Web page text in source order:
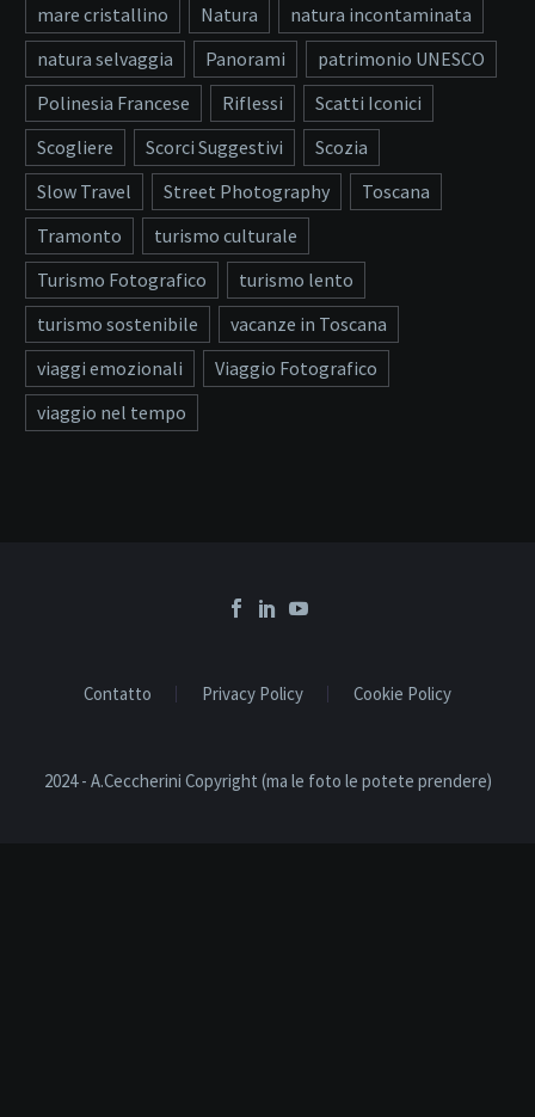
mare cristallino
Natura
natura incontaminata
natura selvaggia
Panorami
patrimonio UNESCO
Polinesia Francese
Riflessi
Scatti Iconici
Scogliere
Scorci Suggestivi
Scozia
Slow Travel
Street Photography
Toscana
Tramonto
turismo culturale
Turismo Fotografico
turismo lento
turismo sostenibile
vacanze in Toscana
viaggi emozionali
Viaggio Fotografico
viaggio nel tempo
Contatto Privacy Policy Cookie Policy
2024 - A.Ceccherini Copyright (ma le foto le potete prendere)